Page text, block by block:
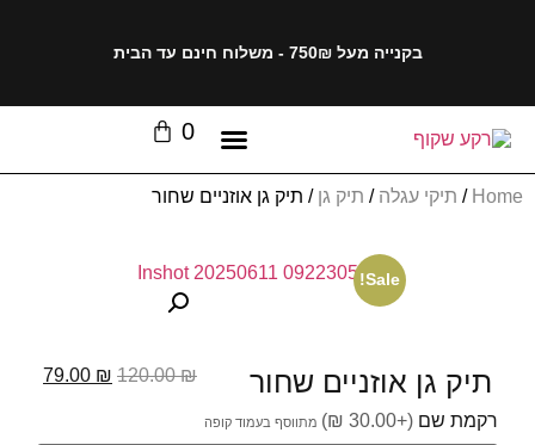
בקנייה מעל 750₪ - משלוח חינם עד הבית
0
Home
/ תיקי עגלה / תיק גן / תיק גן אוזניים שחור
תיק גן אוזניים שחור 120.00₪
79.00 ₪
רקמת שם (+30.00 ₪)
Sale!